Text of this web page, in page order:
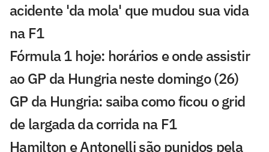
acidente 'da mola' que mudou sua vida
na F1
Fórmula 1 hoje: horários e onde assistir
ao GP da Hungria neste domingo (26)
GP da Hungria: saiba como ficou o grid
de largada da corrida na F1
Hamilton e Antonelli são punidos pela